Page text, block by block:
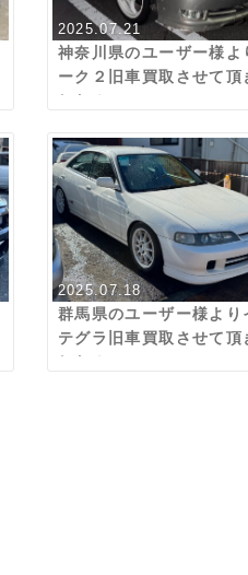
2025.07.21
神奈川県のユーザー様よ
ーク２旧車買取させて頂
した！
2025.07.18
群馬県のユーザー様より
テグラ旧車買取させて頂
した！